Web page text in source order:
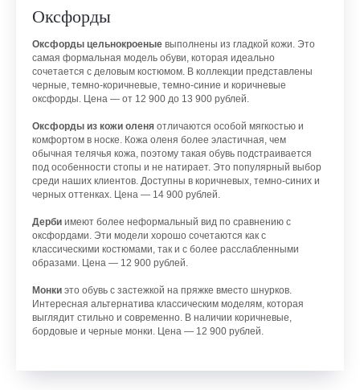
Оксфорды
Оксфорды цельнокроеные выполнены из гладкой кожи. Это
самая формальная модель обуви, которая идеально
сочетается с деловым костюмом. В коллекции представлены
черные, темно-коричневые, темно-синие и коричневые
оксфорды. Цена — от 12 900 до 13 900 рублей.
Оксфорды из кожи оленя отличаются особой мягкостью и
комфортом в носке. Кожа оленя более эластичная, чем
обычная телячья кожа, поэтому такая обувь подстраивается
под особенности стопы и не натирает. Это популярный выбор
среди наших клиентов. Доступны в коричневых, темно-синих и
черных оттенках. Цена — 14 900 рублей.
Дерби имеют более неформальный вид по сравнению с
оксфордами. Эти модели хорошо сочетаются как с
классическими костюмами, так и с более расслабленными
образами. Цена — 12 900 рублей.
Монки это обувь с застежкой на пряжке вместо шнурков.
Интересная альтернатива классическим моделям, которая
выглядит стильно и современно. В наличии коричневые,
бордовые и черные монки. Цена — 12 900 рублей.